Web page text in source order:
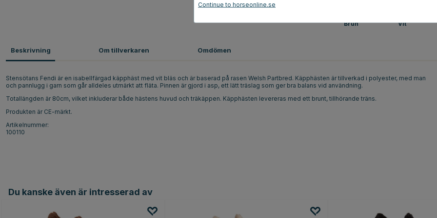
Brun Vit
Beskrivning
Stensötans Fendi är en isabellfärgad käpphäst med vit bläs och är baserad på rasen Welsh Partbred. Käpphästen är tillverkad i polyester, med man
och pannlugg i garn som går alldeles utmärkt att fläta. Pinnen är gjord i asp, ett lätt träslag som ger bra balans vid användning.
Totallängden är 80cm, vilket inkluderar både hästens huvud och träkäppen. Käpphästen levereras med ett brunt, tillhörande träns.
Produkten är CE-märkt.
Artikelnummer:
100110
Om tillverkaren Omdömen
Du kanske även är intresserad av
Continue to horseonline.se